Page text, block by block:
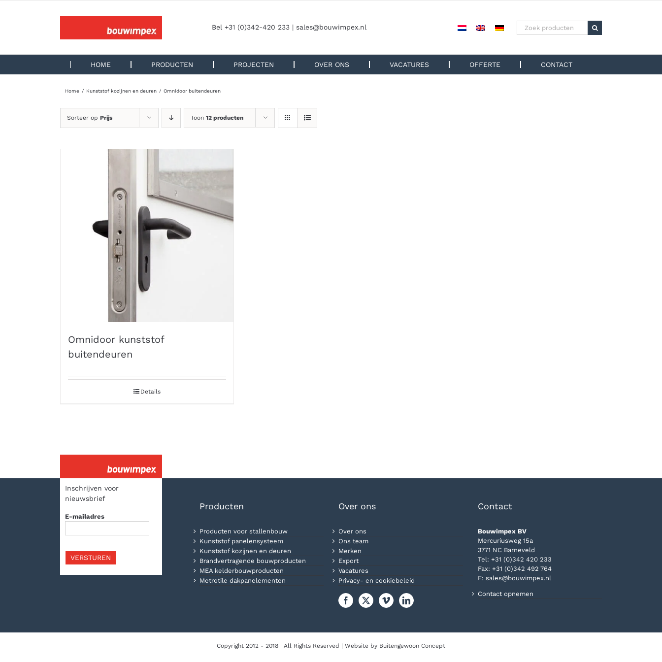
Bel +31 (0)342-420 233 | sales@bouwimpex.nl
Zoeken
naar:
HOME PRODUCTEN PROJECTEN OVER ONS VACATURES OFFERTE CONTACT
Home Kunststof kozijnen en deuren Omnidoor buitendeuren
Sorteer op Prijs Toon 12 producten
Omnidoor kunststof
buitendeuren
Details
Inschrijven voor
nieuwsbrief
E-mailadres
VERSTUREN
Producten
Producten voor stallenbouw
Kunststof panelensysteem
Kunststof kozijnen en deuren
Brandvertragende bouwproducten
MEA kelderbouwproducten
Metrotile dakpanelementen
Over ons
Over ons
Ons team
Merken
Export
Vacatures
Privacy- en cookiebeleid
Contact
Bouwimpex BV
Mercuriusweg 15a
3771 NC Barneveld
Tel: +31 (0)342 420 233
Fax: +31 (0)342 492 764
E: sales@bouwimpex.nl
Contact opnemen
Copyright 2012 - 2018 | All Rights Reserved | Website by Buitengewoon Concept